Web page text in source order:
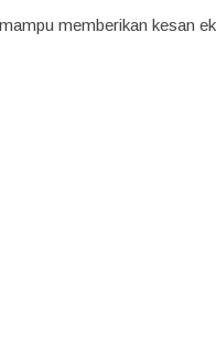
memberikan kesan